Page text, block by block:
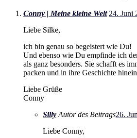
Conny | Meine kleine Welt 24. Juni
Liebe Silke,
ich bin genau so begeistert wie Du!
Und ebenso wie Du empfinde ich
als ganz besonders. Sie schafft es
packen und in ihre Geschichte
Liebe Grüße
Conny
Silly Autor des Beitrags26.
Liebe Conny,